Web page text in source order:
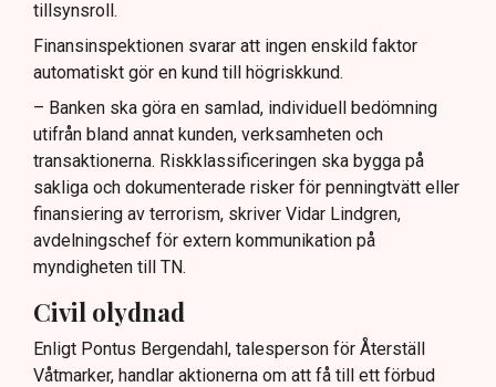
tillsynsroll.
Finansinspektionen svarar att ingen enskild faktor
automatiskt gör en kund till högriskkund.
– Banken ska göra en samlad, individuell bedömning
utifrån bland annat kunden, verksamheten och
transaktionerna. Riskklassificeringen ska bygga på
sakliga och dokumenterade risker för penningtvätt eller
finansiering av terrorism, skriver Vidar Lindgren,
avdelningschef för extern kommunikation på
myndigheten till TN.
Civil olydnad
Enligt Pontus Bergendahl, talesperson för Återställ
Våtmarker, handlar aktionerna om att få till ett förbud